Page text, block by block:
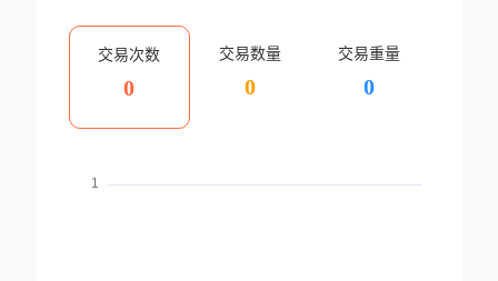
交易次数
0
交易数量
0
交易重量
0